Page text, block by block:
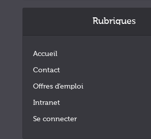
Rubriques
Accueil
Contact
Offres d’emploi
Intranet
Se connecter